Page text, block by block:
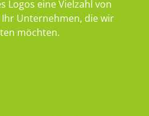
Logos eine Vielzahl von
Unternehmen, die wir
möchten.